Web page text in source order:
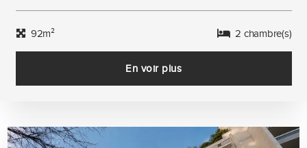
92m² 2 chambre(s)
En voir plus